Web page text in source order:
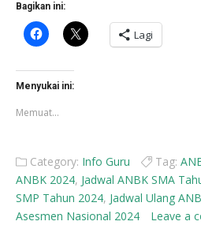
Bagikan ini:
Klik
untuk
Facebook(Membuka
di
jendela
baru)
Klik
untuk
berbagi
Lagi
Menyukai ini:
Memuat...
Category: Info Guru Tag:
ANBK 2024, Jadwal ANBK SMA
SMP Tahun 2024, Jadwal Ulang
Asesmen Nasional 2024
Leave a